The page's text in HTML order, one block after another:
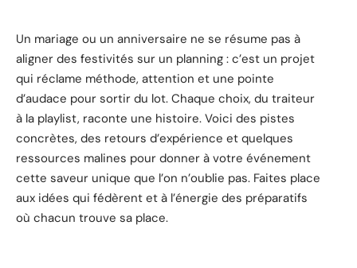
Un mariage ou un anniversaire ne se résume pas à
aligner des festivités sur un planning : c’est un projet
qui réclame méthode, attention et une pointe
d’audace pour sortir du lot. Chaque choix, du traiteur
à la playlist, raconte une histoire. Voici des pistes
concrètes, des retours d’expérience et quelques
ressources malines pour donner à votre événement
cette saveur unique que l’on n’oublie pas. Faites place
aux idées qui fédèrent et à l’énergie des préparatifs
où chacun trouve sa place.